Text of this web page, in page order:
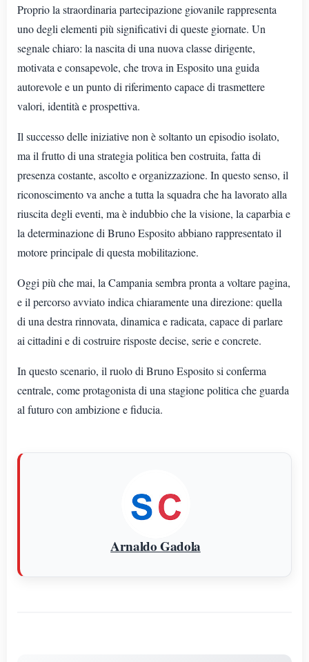
Proprio la straordinaria partecipazione giovanile rappresenta
uno degli elementi più significativi di queste giornate. Un
segnale chiaro: la nascita di una nuova classe dirigente,
motivata e consapevole, che trova in Esposito una guida
autorevole e un punto di riferimento capace di trasmettere
valori, identità e prospettiva.
Il successo delle iniziative non è soltanto un episodio isolato,
ma il frutto di una strategia politica ben costruita, fatta di
presenza costante, ascolto e organizzazione. In questo senso, il
riconoscimento va anche a tutta la squadra che ha lavorato alla
riuscita degli eventi, ma è indubbio che la visione, la caparbia e
la determinazione di Bruno Esposito abbiano rappresentato il
motore principale di questa mobilitazione.
Oggi più che mai, la Campania sembra pronta a voltare pagina,
e il percorso avviato indica chiaramente una direzione: quella
di una destra rinnovata, dinamica e radicata, capace di parlare
ai cittadini e di costruire risposte decise, serie e concrete.
In questo scenario, il ruolo di Bruno Esposito si conferma
centrale, come protagonista di una stagione politica che guarda
al futuro con ambizione e fiducia.
Arnaldo Gadola